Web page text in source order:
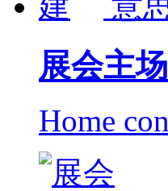
展会主
Home